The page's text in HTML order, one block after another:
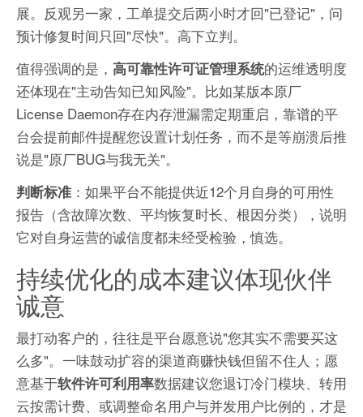
展。反观另一家，工单提交后两小时才回"已登记"，问
预计修复时间只回"尽快"。高下立判。
值得强调的是， 高可靠性许可证管理系统的运维透明度
还体现在"主动告知已知风险"。比如某版本原厂
License Daemon存在内存泄漏需定期重启，靠谱的平
台会提前邮件提醒您设置计划任务，而不是等崩溃后推
说是"原厂BUG与我无关"。
判断标准 ：如果平台不能提供近12个月自身的可用性
报告（含故障次数、平均恢复时长、根因分类），说明
它对自身运营的诚信度都未经受检验，慎选。
持续优化的成本建议体现伙伴
诚意
最打动客户的，往往是平台愿意说"您其实不需要买这
么多"。一味鼓动扩容的渠道商赚快钱但留不住人；愿
意基于软件许可利用率数据建议您退订冷门模块、转用
云按需计费、或调整命名用户与并发用户比例的，才是